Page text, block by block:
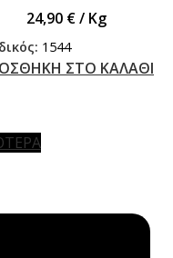
24,90 €/ Kg
1544
ΣΤΟ ΚΑΛΑΘΙ